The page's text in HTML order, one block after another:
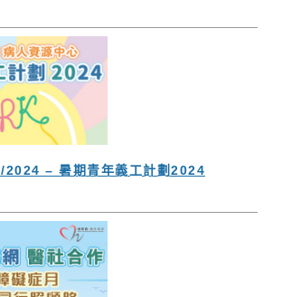
– 暑期青年義工計劃2024